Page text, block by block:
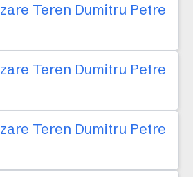
Teren Dumitru Petre
Teren Dumitru Petre
Teren Dumitru Petre